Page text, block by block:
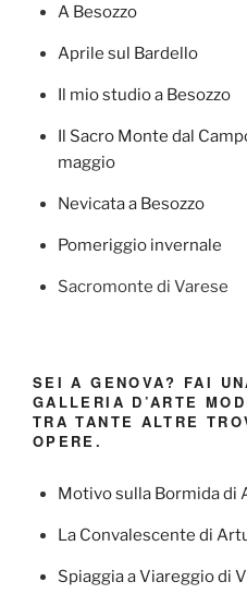
A Besozzo
Aprile sul Bardello
Il mio studio a Besozzo
Il Sacro Monte dal
maggio
Nevicata a Besozzo
Pomeriggio invernale
Sacromonte di Varese
SEI A GENOVA? FAI
GALLERIA D’ARTE
TRA TANTE ALTRE
OPERE.
Motivo sulla Bormida di
La Convalescente di
Spiaggia a Viareggio di